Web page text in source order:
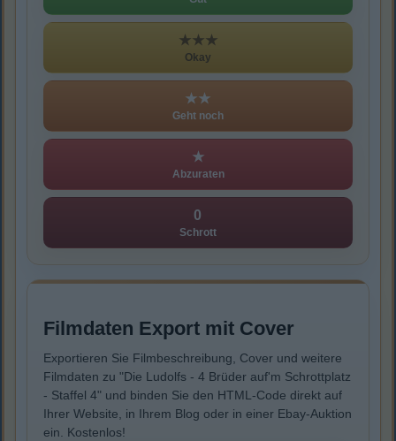
★★★
Okay
★★
Geht noch
★
Abzuraten
0
Schrott
Filmdaten Export mit Cover
Exportieren Sie Filmbeschreibung, Cover und weitere
Filmdaten zu "Die Ludolfs - 4 Brüder auf'm Schrottplatz
- Staffel 4" und binden Sie den HTML-Code direkt auf
Ihrer Website, in Ihrem Blog oder in einer Ebay-Auktion
ein. Kostenlos!